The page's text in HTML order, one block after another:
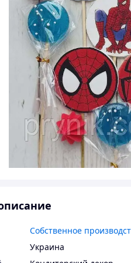
Собственное
Украина